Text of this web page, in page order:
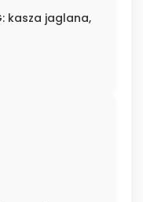
kasza jaglana,